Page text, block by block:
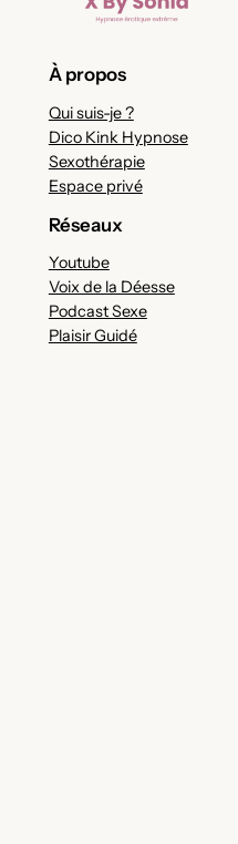
À propos
Qui suis-je ?
Dico Kink Hypnose
Sexothérapie
Espace privé
Réseaux
Youtube
Voix de la Déesse
Podcast Sexe
Plaisir Guidé